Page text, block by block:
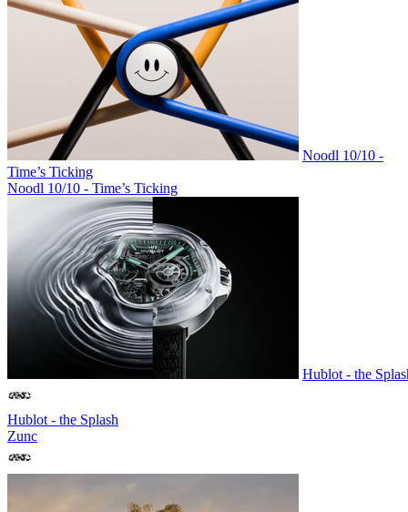
Noodl 10/10 -
Time’s Ticking
Noodl 10/10 - Time’s Ticking
Hublot - the
Hublot - the Splash
Zunc